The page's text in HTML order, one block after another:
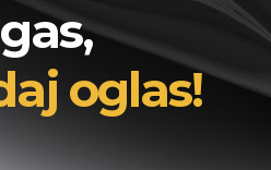
oglas!